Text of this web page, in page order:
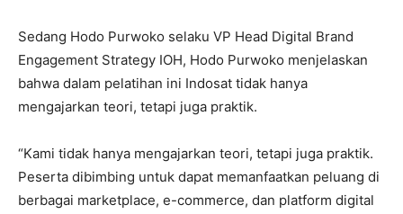
Sedang Hodo Purwoko selaku VP Head Digital Brand
Engagement Strategy IOH, Hodo Purwoko menjelaskan
bahwa dalam pelatihan ini Indosat tidak hanya
mengajarkan teori, tetapi juga praktik.
“Kami tidak hanya mengajarkan teori, tetapi juga praktik.
Peserta dibimbing untuk dapat memanfaatkan peluang di
berbagai marketplace, e-commerce, dan platform digital